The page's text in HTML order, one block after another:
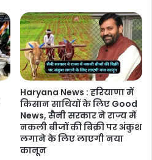
Haryana News : हरियाणा में
किसान साथियों के लिए Good
News, सैनी सरकार ने राज्य में
नकली बीजों की बिक्री पर अंकुश
लगाने के लिए लाएगी नया
कानून